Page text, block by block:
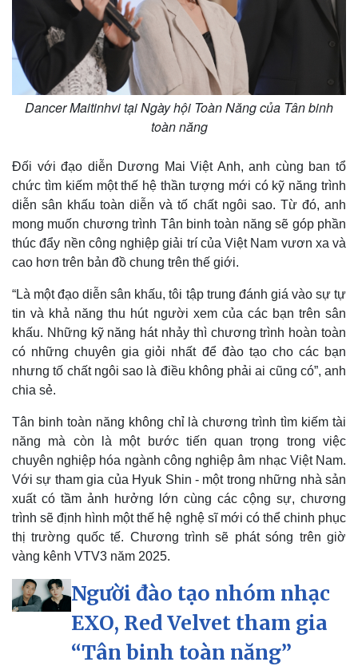
Pháp luật
Tin nóng
Tư vấn luật
Quân sự - Quốc phòng
Vũ khí
Việt Nam
Phân tích
Dancer Maitinhvi tại Ngày hội Toàn Năng của Tân binh
toàn năng
Đối với đạo diễn Dương Mai Việt Anh, anh cùng ban tổ
chức tìm kiếm một thế hệ thần tượng mới có kỹ năng trình
diễn sân khấu toàn diễn và tố chất ngôi sao. Từ đó, anh
mong muốn chương trình Tân binh toàn năng sẽ góp phần
thúc đẩy nền công nghiệp giải trí của Việt Nam vươn xa và
cao hơn trên bản đồ chung trên thế giới.
“Là một đạo diễn sân khấu, tôi tập trung đánh giá vào sự tự
tin và khả năng thu hút người xem của các bạn trên sân
khấu. Những kỹ năng hát nhảy thì chương trình hoàn toàn
có những chuyên gia giỏi nhất để đào tạo cho các bạn
nhưng tố chất ngôi sao là điều không phải ai cũng có”, anh
chia sẻ.
Tân binh toàn năng không chỉ là chương trình tìm kiếm tài
năng mà còn là một bước tiến quan trọng trong việc
chuyên nghiệp hóa ngành công nghiệp âm nhạc Việt Nam.
Với sự tham gia của Hyuk Shin - một trong những nhà sản
xuất có tầm ảnh hưởng lớn cùng các cộng sự, chương
trình sẽ định hình một thế hệ nghệ sĩ mới có thể chinh phục
thị trường quốc tế. Chương trình sẽ phát sóng trên giờ
vàng kênh VTV3 năm 2025.
Người đào tạo nhóm nhạc
EXO, Red Velvet tham gia
“Tân binh toàn năng”